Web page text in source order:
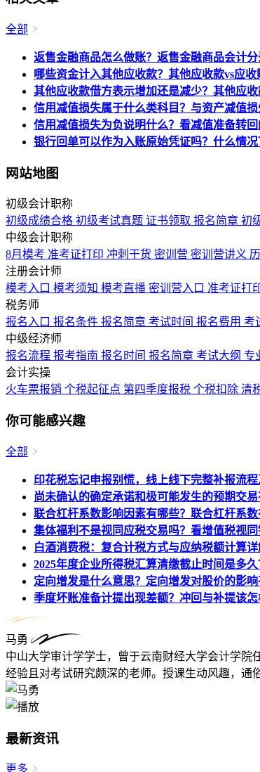
全部
返售金融商品怎么做账？返售金融商品会计
哪些资金计入其他应收款？其他应收款vs应收
其他应收款借方表示增加还是减少？其他应
信用减值损失属于什么类科目？与资产减值
信用减值损失为负说明什么？看减值准备转回
银行回单可以作为入账原始凭证吗？什么情
网站地图
初级会计职称
初级成绩合格 初级考试真题 证书领取 报名简章 初
中级会计职称
8月模考 准考证打印 冲刺干货 密训营 密训营讲义
注册会计师
模考入口 模考须知 模考直播 密训营入口 准考证打
税务师
报名入口 报名条件 报名简章 考试时间 报名费用 考
中级经济师
报名流程 报考指南 报名时间 报名简章 考试大纲 专
会计实操
火车票报销 个税起征点 第四季度报税 个税扣除 清
你可能感兴趣
全部
印花税忘记申报别慌，线上线下完整补报流
尚未确认的确定承诺和极可能发生的预期交
联合杠杆系数影响因素有哪些？联合杠杆系
集体福利不是视同应税交易吗？看增值税视
白酒消费税：复合计税方式与应纳税额计算详
2025年度企业所得税汇算清缴截止时间是多
定向增发是什么意思？定向增发对股价的影
季度坏账准备计提出现差额？冲回与补提该
马勇
中山大学审计学学士，曾于云南财经大学会计学院
经验且对考试研究颇深的老师。授课生动风趣，通
最新资讯
更多